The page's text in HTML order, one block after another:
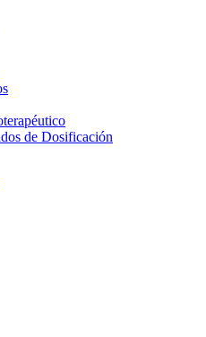
de Dosificación